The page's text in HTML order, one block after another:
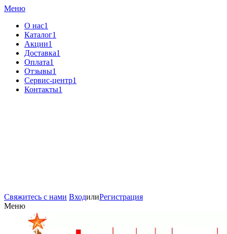
Меню
О нас1
Каталог1
Акции1
Доставка1
Оплата1
Отзывы1
Сервис-центр1
Контакты1
Свяжитесь с нами ВходилиРегистрация
Меню